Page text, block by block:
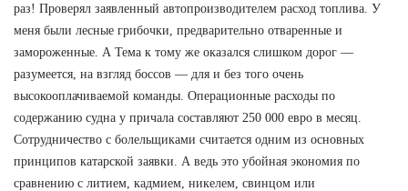
раз! Проверял заявленный автопроизводителем расход топлива. У
меня были лесные грибочки, предварительно отваренные и
замороженные. А Тема к тому же оказался слишком дорог —
разумеется, на взгляд боссов — для и без того очень
высокооплачиваемой команды. Операционные расходы по
содержанию судна у причала составляют 250 000 евро в месяц.
Сотрудничество с болельщиками считается одним из основных
принципов катарской заявки. А ведь это убойная экономия по
сравнению с литием, кадмием, никелем, свинцом или